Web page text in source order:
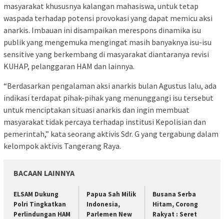
masyarakat khususnya kalangan mahasiswa, untuk tetap
waspada terhadap potensi provokasi yang dapat memicu aksi
anarkis. Imbauan ini disampaikan merespons dinamika isu
publik yang mengemuka mengingat masih banyaknya isu-isu
sensitive yang berkembang di masyarakat diantaranya revisi
KUHAP, pelanggaran HAM dan lainnya.
“Berdasarkan pengalaman aksi anarkis bulan Agustus lalu, ada
indikasi terdapat pihak-pihak yang menunggangi isu tersebut
untuk menciptakan situasi anarkis dan ingin membuat
masyarakat tidak percaya terhadap institusi Kepolisian dan
pemerintah,” kata seorang aktivis Sdr. G yang tergabung dalam
kelompok aktivis Tangerang Raya.
BACAAN LAINNYA
ELSAM Dukung
Polri Tingkatkan
Perlindungan HAM
Papua Sah Milik
Indonesia,
Parlemen New
Busana Serba
Hitam, Corong
Rakyat : Seret